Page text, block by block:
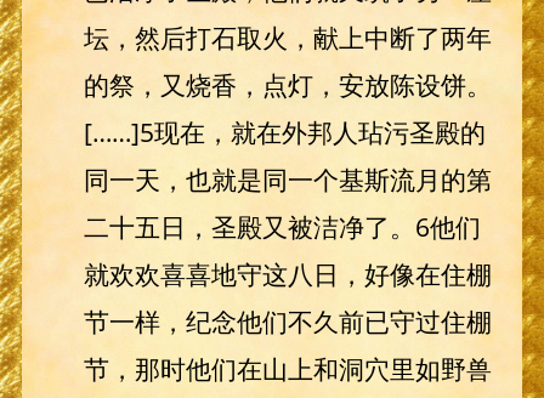
坛，然后打石取火，献上中断了两年
的祭，又烧香，点灯，安放陈设饼。
[……]5现在，就在外邦人玷污圣殿的
同一天，也就是同一个基斯流月的第
二十五日，圣殿又被洁净了。6他们
就欢欢喜喜地守这八日，好像在住棚
节一样，纪念他们不久前已守过住棚
节，那时他们在山上和洞穴里如野兽